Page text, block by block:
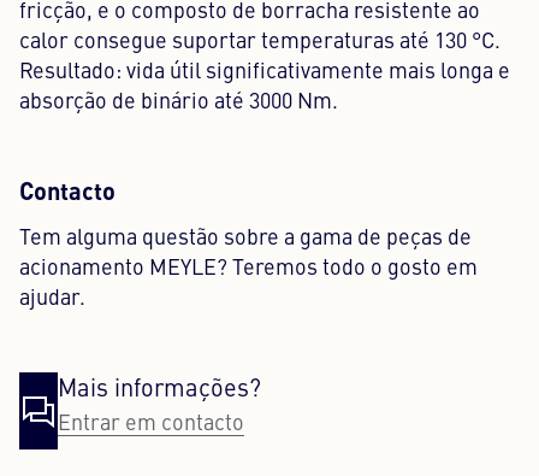
fricção, e o composto de borracha resistente ao
calor consegue suportar temperaturas até 130 °C.
Resultado: vida útil significativamente mais longa e
absorção de binário até 3000 Nm.
Contacto
Tem alguma questão sobre a gama de peças de
acionamento MEYLE? Teremos todo o gosto em
ajudar.
Mais informações?
Entrar em contacto